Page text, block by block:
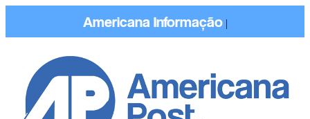
AmericanaInformaç|